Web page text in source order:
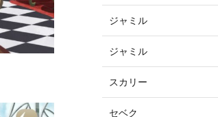
ジャミル
ジャミル
スカリー
セベク